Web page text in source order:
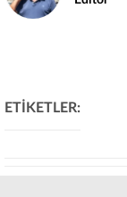
ETİKETLER: